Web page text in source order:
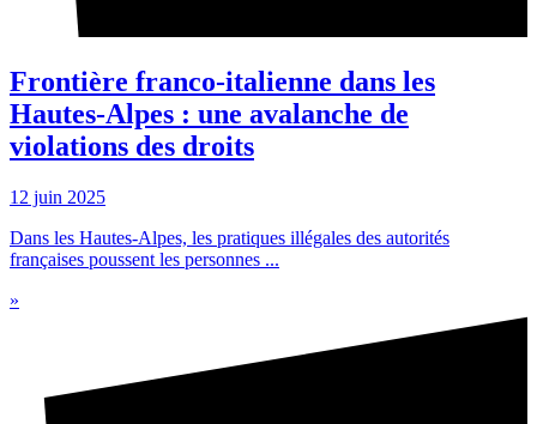
Frontière franco-italienne dans les
Hautes-Alpes : une avalanche de
violations des droits
12 juin 2025
Dans les Hautes-Alpes, les pratiques illégales des autorités
françaises poussent les personnes ...
»